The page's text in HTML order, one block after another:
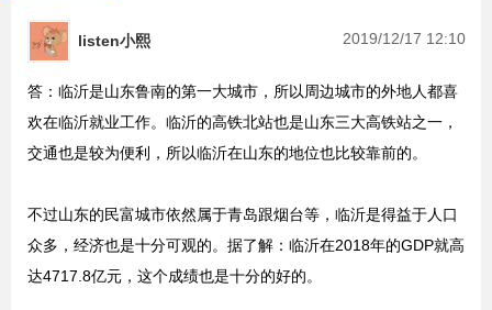
listen小熙 2019/12/17 12:10
答：临沂是山东鲁南的第一大城市，所以周边城市的外地人都喜
欢在临沂就业工作。临沂的高铁北站也是山东三大高铁站之一，
交通也是较为便利，所以临沂在山东的地位也比较靠前的。
不过山东的民富城市依然属于青岛跟烟台等，临沂是得益于人口
众多，经济也是十分可观的。据了解：临沂在2018年的GDP就高
达4717.8亿元，这个成绩也是十分的好的。